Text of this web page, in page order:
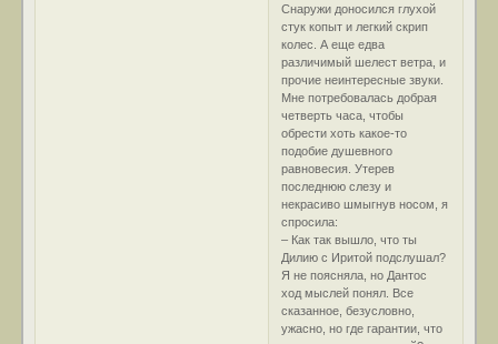
Снаружи доносился глухой
стук копыт и легкий скрип
колес. А еще едва
различимый шелест ветра, и
прочие неинтересные звуки.
Мне потребовалась добрая
четверть часа, чтобы
обрести хоть какое-то
подобие душевного
равновесия. Утерев
последнюю слезу и
некрасиво шмыгнув носом, я
спросила:
– Как так вышло, что ты
Дилию с Иритой подслушал?
Я не поясняла, но Дантос
ход мыслей понял. Все
сказанное, безусловно,
ужасно, но где гарантии, что